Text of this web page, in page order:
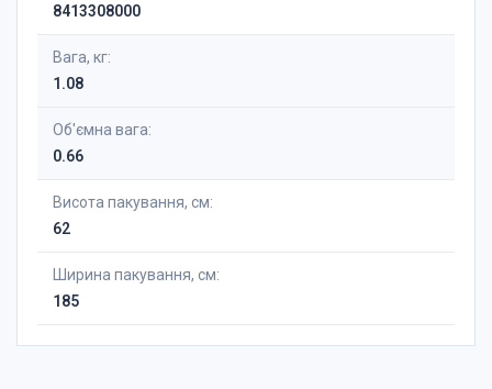
8413308000
Вага, кг:
1.08
Об'ємна вага:
0.66
Висота пакування, см:
62
Ширина пакування, см:
185